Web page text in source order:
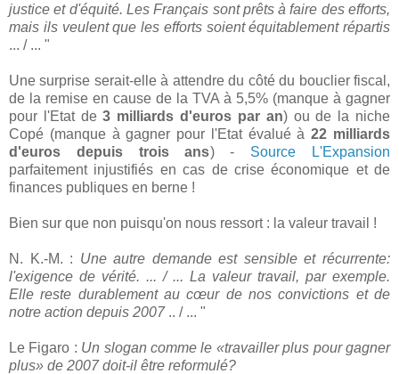
justice et d'équité. Les Français sont prêts à faire des efforts,
mais ils veulent que les efforts soient équitablement répartis
... / ... "
Une surprise serait-elle à attendre du côté du bouclier fiscal,
de la remise en cause de la TVA à 5,5% (manque à gagner
pour l'Etat de3 milliards d'euros par an) ou de la niche
Copé (manque à gagner pour l'Etat évalué à 22 milliards
d'euros depuis trois ans) - Source L'Expansion
parfaitement injustifiés en cas de crise économique et de
finances publiques en berne !
Bien sur que non puisqu'on nous ressort : la valeur travail !
N. K.-M. : Une autre demande est sensible et récurrente:
l'exigence de vérité. ... / ... La valeur travail, par exemple.
Elle reste durablement au cœur de nos convictions et de
notre action depuis 2007.. / ... "
Le Figaro : Un slogan comme le «travailler plus pour gagner
plus» de 2007 doit-il être reformulé?